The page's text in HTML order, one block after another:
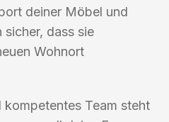
deiner Möbel und
sicher, dass sie
Wohnort
kompetentes Team steht